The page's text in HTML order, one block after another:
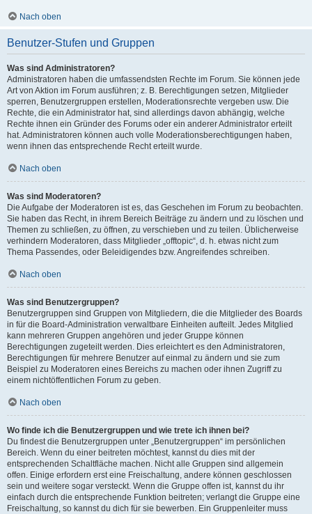
Nach oben
Benutzer-Stufen und Gruppen
Was sind Administratoren?
Administratoren haben die umfassendsten Rechte im Forum. Sie können jede
Art von Aktion im Forum ausführen; z. B. Berechtigungen setzen, Mitglieder
sperren, Benutzergruppen erstellen, Moderationsrechte vergeben usw. Die
Rechte, die ein Administrator hat, sind allerdings davon abhängig, welche
Rechte ihnen ein Gründer des Forums oder ein anderer Administrator erteilt
hat. Administratoren können auch volle Moderationsberechtigungen haben,
wenn ihnen das entsprechende Recht erteilt wurde.
Nach oben
Was sind Moderatoren?
Die Aufgabe der Moderatoren ist es, das Geschehen im Forum zu beobachten.
Sie haben das Recht, in ihrem Bereich Beiträge zu ändern und zu löschen und
Themen zu schließen, zu öffnen, zu verschieben und zu teilen. Üblicherweise
verhindern Moderatoren, dass Mitglieder „offtopic“, d. h. etwas nicht zum
Thema Passendes, oder Beleidigendes bzw. Angreifendes schreiben.
Nach oben
Was sind Benutzergruppen?
Benutzergruppen sind Gruppen von Mitgliedern, die die Mitglieder des Boards
in für die Board-Administration verwaltbare Einheiten aufteilt. Jedes Mitglied
kann mehreren Gruppen angehören und jeder Gruppe können
Berechtigungen zugeteilt werden. Dies erleichtert es den Administratoren,
Berechtigungen für mehrere Benutzer auf einmal zu ändern und sie zum
Beispiel zu Moderatoren eines Bereichs zu machen oder ihnen Zugriff zu
einem nichtöffentlichen Forum zu geben.
Nach oben
Wo finde ich die Benutzergruppen und wie trete ich ihnen bei?
Du findest die Benutzergruppen unter „Benutzergruppen“ im persönlichen
Bereich. Wenn du einer beitreten möchtest, kannst du dies mit der
entsprechenden Schaltfläche machen. Nicht alle Gruppen sind allgemein
offen. Einige erfordern erst eine Freischaltung, andere können geschlossen
sein und weitere sogar versteckt. Wenn die Gruppe offen ist, kannst du ihr
einfach durch die entsprechende Funktion beitreten; verlangt die Gruppe eine
Freischaltung, so kannst du dich für sie bewerben. Ein Gruppenleiter muss